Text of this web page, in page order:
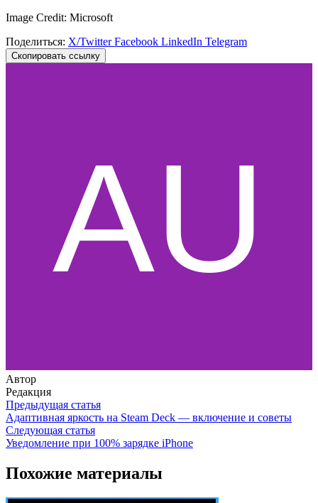
Image Credit: Microsoft
Поделиться: X/TwitterFacebook LinkedIn Telegram
Скопировать ссылку
Автор
Редакция
Предыдущая статья
Адаптивная яркость на Steam Deck — включение и советы
Следующая статья
Уведомление при 100% зарядке iPhone
Похожие материалы